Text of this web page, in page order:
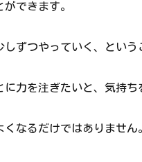
できます。
ずつやっていく、という
力を注ぎたいと、気持ち
なるだけではありません